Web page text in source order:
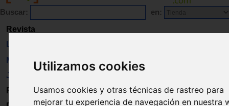
Utilizamos cookies
Usamos cookies y otras técnicas de rastreo para
mejorar tu experiencia de navegación en nuestra
Buscar: en:
Revista
Libros
Material
Juguetes
Formación